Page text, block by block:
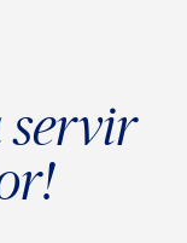
servir